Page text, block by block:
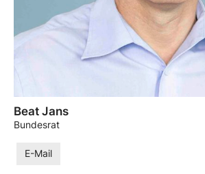
Beat Jans
Bundesrat
E-Mail